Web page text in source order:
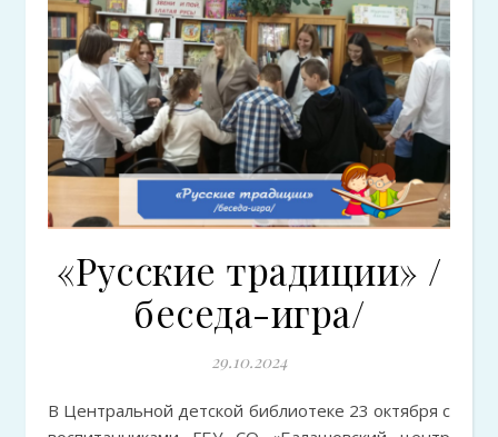
«Русские традиции» /
беседа-игра/
29.10.2024
В Центральной детской библиотеке 23 октября с